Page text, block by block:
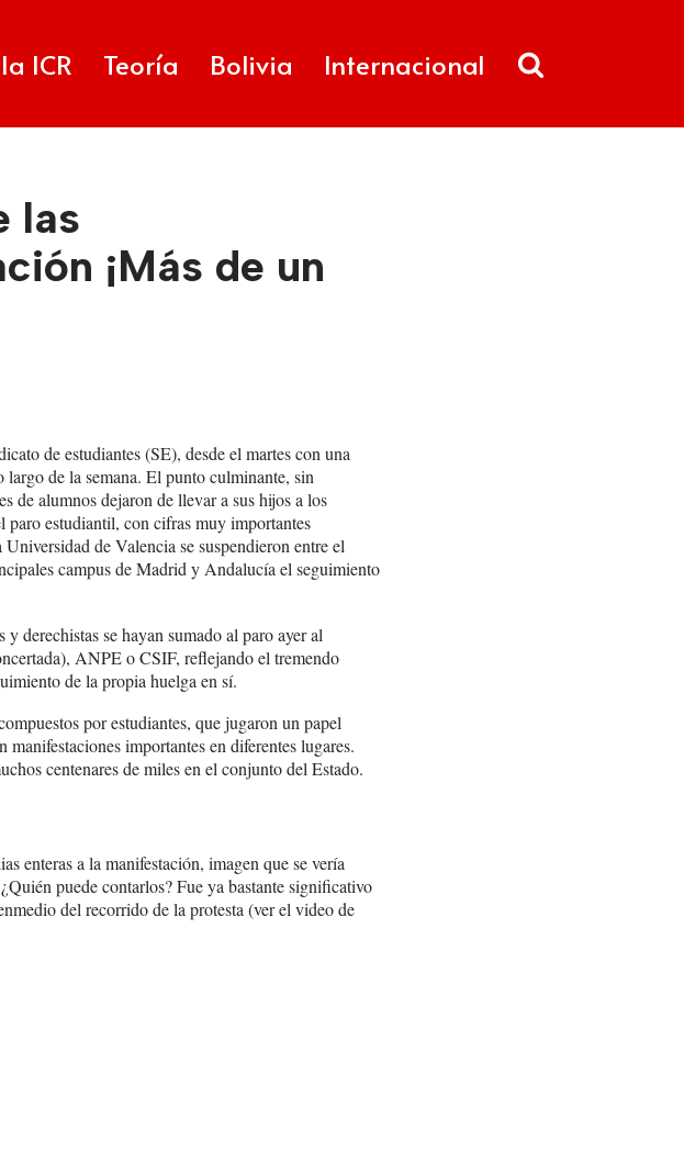
ICR Teoría Bolivia Internacional
las
¡Más de un
de estudiantes (SE), desde el martes con una
de la semana. El punto culminante, sin
de alumnos dejaron de llevar a sus hijos a los
paro estudiantil, con cifras muy importantes
de Valencia se suspendieron entre el
campus de Madrid y Andalucía el seguimiento
derechistas se hayan sumado al paro ayer al
ANPE o CSIF, reflejando el tremendo
de la propia huelga en sí.
por estudiantes, que jugaron un papel
importantes en diferentes lugares.
centenares de miles en el conjunto del Estado.
enteras a la manifestación, imagen que se vería
puede contarlos? Fue ya bastante significativo
del recorrido de la protesta (ver el video de